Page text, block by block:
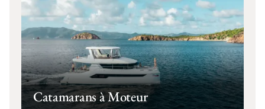
Catamarans à Moteur